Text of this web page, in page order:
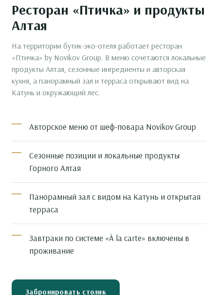
Ресторан «Птичка» и продукты
Алтая
На территории бутик-эко-отеля работает ресторан
«Птичка» by Novikov Group. В меню сочетаются локальные
продукты Алтая, сезонные ингредиенты и авторская
кухня, а панорамный зал и терраса открывают вид на
Катунь и окружающий лес.
Авторское меню от шеф-повара Novikov Group
Сезонные позиции и локальные продукты
Горного Алтая
Панорамный зал с видом на Катунь и открытая
терраса
Завтраки по системе «À la carte» включены в
проживание
Забронировать столик